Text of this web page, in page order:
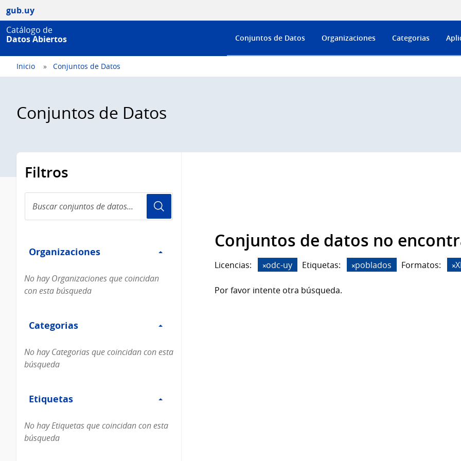
gub.uy
Catálogo de
Datos Abiertos
Conjuntos de Datos Organizaciones Categorias
Inicio Conjuntos de Datos
Conjuntos de Datos
Filtros
conjuntos
de
Organizaciones
Organizaciones
No hay Organizaciones que coincidan
con esta búsqueda
Categorias
Categorias
No hay Categorias que coincidan con esta
búsqueda
Etiquetas
Etiquetas
No hay Etiquetas que coincidan con esta
búsqueda
Conjuntos de datos no
Licencias: odc-uy Etiquetas: poblados Formatos:
Por favor intente otra búsqueda.